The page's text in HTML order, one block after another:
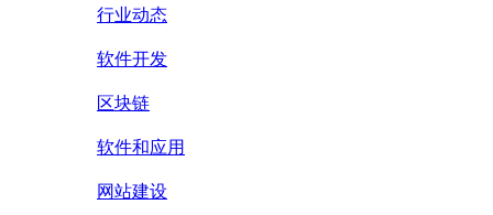
行业动态
软件开发
区块链
软件和应用
网站建设